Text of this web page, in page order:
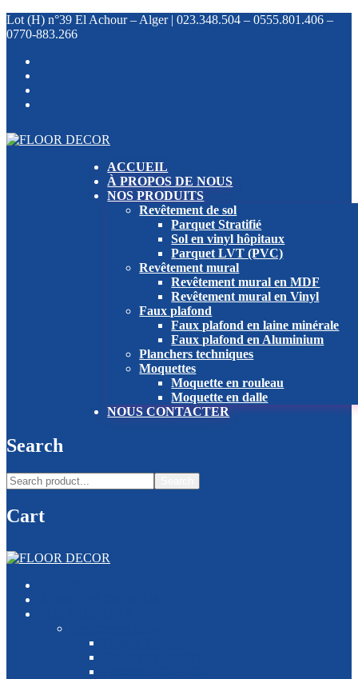
Lot (H) n°39 El Achour – Alger | 023.348.504 – 0555.801.406 –
0770-883.266
ACCUEIL
À PROPOS DE NOUS
NOS PRODUITS
Revêtement de sol
Parquet Stratifié
Sol en vinyl hôpitaux
Parquet LVT (PVC)
Revêtement mural
Revêtement mural en MDF
Revêtement mural en Vinyl
Faux plafond
Faux plafond en laine minérale
Faux plafond en Aluminium
Planchers techniques
Moquettes
Moquette en rouleau
Moquette en dalle
NOUS CONTACTER
Search
Cart